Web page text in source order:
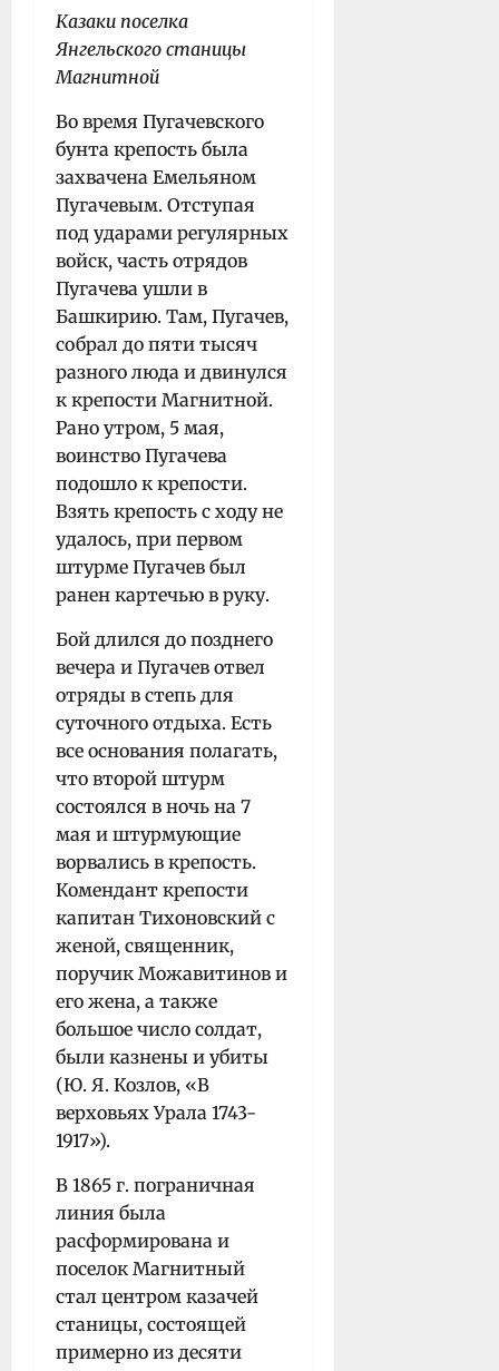
Казаки поселка
Янгельского станицы
Магнитной
Во время Пугачевского
бунта крепость была
захвачена Емельяном
Пугачевым. Отступая
под ударами регулярных
войск, часть отрядов
Пугачева ушли в
Башкирию. Там, Пугачев,
собрал до пяти тысяч
разного люда и двинулся
к крепости Магнитной.
Рано утром, 5 мая,
воинство Пугачева
подошло к крепости.
Взять крепость с ходу не
удалось, при первом
штурме Пугачев был
ранен картечью в руку.
Бой длился до позднего
вечера и Пугачев отвел
отряды в степь для
суточного отдыха. Есть
все основания полагать,
что второй штурм
состоялся в ночь на 7
мая и штурмующие
ворвались в крепость.
Комендант крепости
капитан Тихоновский с
женой, священник,
поручик Можавитинов и
его жена, а также
большое число солдат,
были казнены и убиты
(Ю. Я. Козлов, «В
верховьях Урала 1743-
1917»).
В 1865 г. пограничная
линия была
расформирована и
поселок Магнитный
стал центром казачей
станицы, состоящей
примерно из десяти